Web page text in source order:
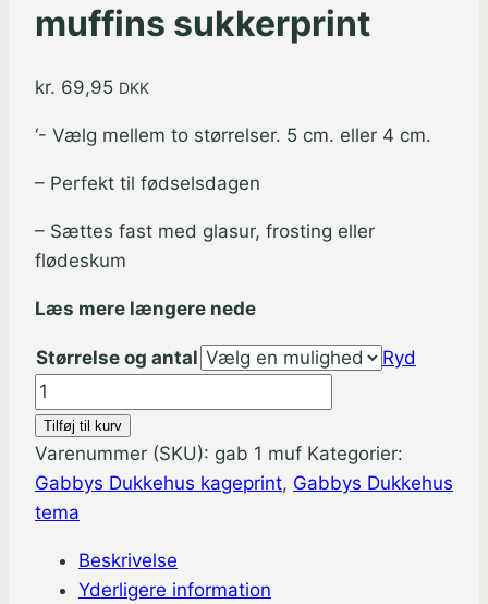
muffins sukkerprint
kr. 69,95 DKK
‘- Vælg mellem to størrelser. 5 cm. eller 4 cm.
– Perfekt til fødselsdagen
– Sættes fast med glasur, frosting eller
flødeskum
Læs mere længere nede
Størrelse og antal
Ryd
Gabbys
Dukkehus
muffins
sukkerprint
antal
Tilføj til kurv
Varenummer (SKU): gab 1 muf Kategorier:
Gabbys Dukkehus kageprint, Gabbys Dukkehus
tema
Beskrivelse
Yderligere information